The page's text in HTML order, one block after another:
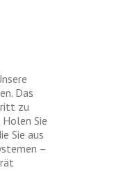
Das
zu
Sie
Sie aus
–